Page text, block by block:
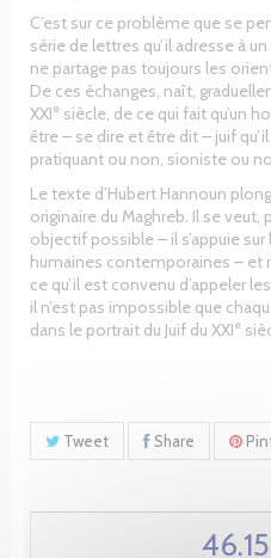
C’est sur ce problème que se
série de lettres qu’il adresse à
ne partage pas toujours les
De ces échanges, naît,
XXIe siècle, de ce qui fait qu’un
être – se dire et être dit – juif
pratiquant ou non, sioniste ou
Le texte d’Hubert Hannoun
originaire du Maghreb. Il se veut,
objectif possible – il s’appuie
humaines contemporaines – et
ce qu’il est convenu d’appeler les
il n’est pas impossible que
dans le portrait du Juif du XXIe
Tweet Share